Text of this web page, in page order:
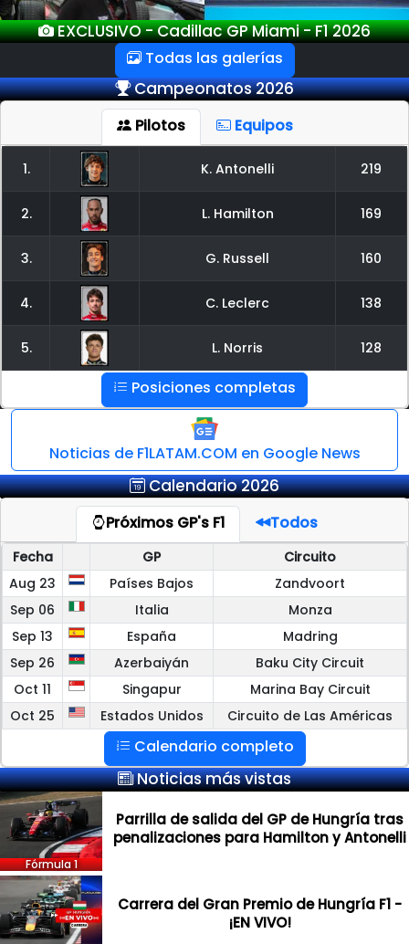
EXCLUSIVO - GP Miami - F1 2026
Todas las galerías
Campeonatos 2026
Pilotos Equipos
1. K. Antonelli 219
2. L. Hamilton 169
3. G. Russell 160
4. C. Leclerc 138
5. L. Norris 128
Posiciones completas
Noticias de F1LATAM.COM en Google News
Calendario 2026
Próximos GP's F1 Todos
Fecha GP
Circuito
Aug 23
Países Bajos
Zandvoort
Sep 06
Italia
Monza
Sep 13
España
Madring
Sep 26
Azerbaiyán
Baku City Circuit
Oct 11
Singapur
Marina Bay Circuit
Oct 25
Estados Unidos Circuito de Las Américas
Calendario completo
Noticias más vistas
Fórmula 1
Parrilla de salida del GP de Hungría tras
penalizaciones para Hamilton y Antonelli
Carrera del Gran Premio de Hungría F1 -
¡EN VIVO!